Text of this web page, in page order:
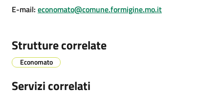
l
e
r
a
E-mail: economato@comune.formigine.mo.it
Strutture correlate
Economato
Servizi correlati